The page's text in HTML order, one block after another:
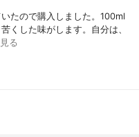
たので購入しました。100ml
くした味がします。自分は、
る